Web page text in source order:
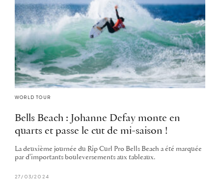
WORLD TOUR
Bells Beach : Johanne Defay monte en
quarts et passe le cut de mi-saison !
La deuxième journée du Rip Curl Pro Bells Beach a été marquée
par d'importants bouleversements aux tableaux.
27/03/2024